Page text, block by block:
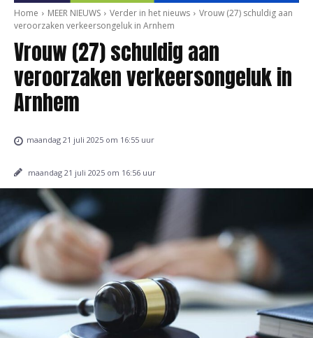
Home MEER NIEUWS Verder in het nieuws
Vrouw (27) schuldig aan
veroorzaken verkeersongeluk in Arnhem
Vrouw (27) schuldig aan
veroorzaken verkeersongeluk in
Arnhem
maandag 21 juli 2025 om 16:55 uur
maandag 21 juli 2025 om 16:56 uur